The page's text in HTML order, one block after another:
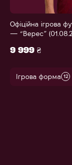
Офіційна ігрова
— “Верес”
9 999 ₴
Ігрова форма 12